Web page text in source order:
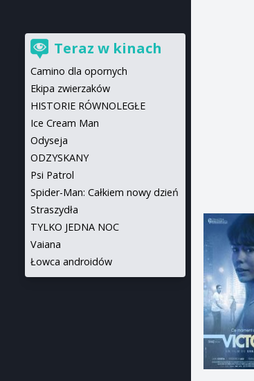
Teraz w kinach
Camino dla opornych
Ekipa zwierzaków
HISTORIE RÓWNOLEGŁE
Ice Cream Man
Odyseja
ODZYSKANY
Psi Patrol
Spider-Man: Całkiem nowy dzień
Straszydła
TYLKO JEDNA NOC
Vaiana
Łowca androidów